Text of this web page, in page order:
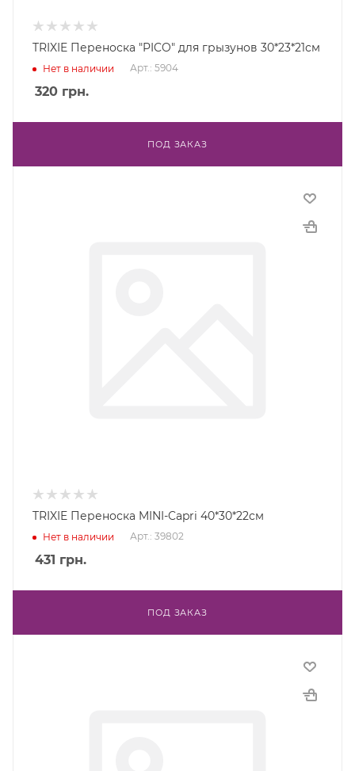
TRIXIE Переноска "PICO" для грызунов 30*23*21см
Нет в наличии Арт.: 5904
320 грн.
ПОД ЗАКАЗ
TRIXIE Переноска MINI-Capri 40*30*22см
Нет в наличии Арт.: 39802
431 грн.
ПОД ЗАКАЗ